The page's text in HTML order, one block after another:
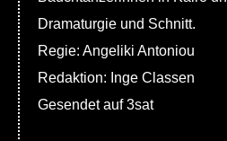
Dramaturgie und Schnitt.
Regie: Angeliki Antoniou
Redaktion: Inge Classen
Gesendet auf 3sat